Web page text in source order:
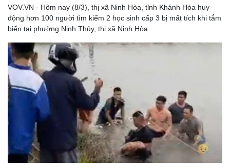
VOV.VN - Hôm nay (8/3), thị xã Ninh Hòa, tỉnh Khánh Hòa huy
động hơn 100 người tìm kiếm 2 học sinh cấp 3 bị mất tích khi tắm
biển tại phường Ninh Thủy, thị xã Ninh Hòa.